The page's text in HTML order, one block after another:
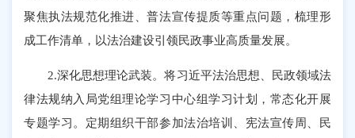
聚焦执法规范化推进、普法宣传提质等重点问题，梳理形
成工作清单，以法治建设引领民政事业高质量发展。
2.深化思想理论武装。将习近平法治思想、民政领域法
律法规纳入局党组理论学习中心组学习计划，常态化开展
专题学习。定期组织干部参加法治培训、宪法宣传周、民